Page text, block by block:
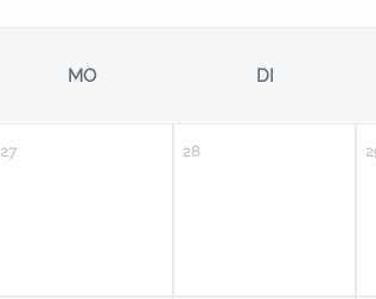
MO DI
27 28